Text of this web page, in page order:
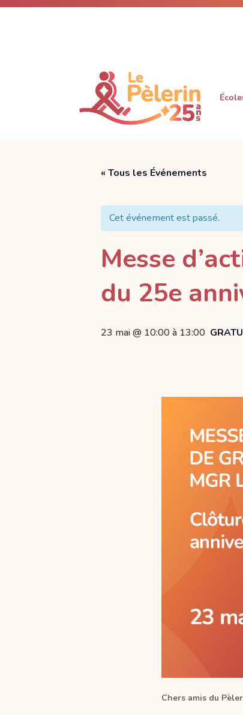
« Tous les Événements
Cet événement est passé.
Messe
du 25e
23 mai @ 10:00à 13:00
Chers amis du